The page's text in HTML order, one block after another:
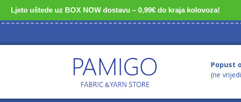
Ljeto uštede uz BOX NOW dostavu – 0,99€ do kraja kolovoza!
Popust
(ne